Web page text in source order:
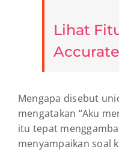
Lihat
Mengapa disebut
mengatakan “Aku
itu tepat
menyampaikan soal